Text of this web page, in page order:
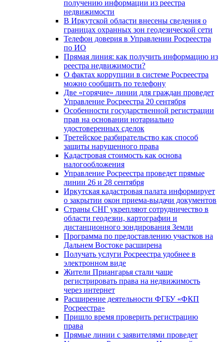
получению информации из реестра
недвижимости
В Иркутской области внесены сведения о
границах охранных зон геодезической сети
Телефон доверия в Управлении Росреестра
по ИО
Прямая линия: как получить информацию из
реестра недвижимости?
О фактах коррупции в системе Росреестра
можно сообщить по телефону
Две «горячие» линии для граждан проведет
Управление Росреестра 20 сентября
Особенности государственной регистрации
прав на основании нотариально
удостоверенных сделок
Третейское разбирательство как способ
защиты нарушенного права
Кадастровая стоимость как основа
налогообложения
Управление Росреестра проведет прямые
линии 26 и 28 сентября
Иркутская кадастровая палата информирует
о закрытии окон приема-выдачи документов
Страны СНГ укрепляют сотрудничество в
области геодезии, картографии и
дистанционного зондирования Земли
Программа по предоставлению участков на
Дальнем Востоке расширена
Получать услуги Росреестра удобнее в
электронном виде
Жители Приангарья стали чаще
регистрировать права на недвижимость
через интернет
Расширение деятельности ФГБУ «ФКП
Росреестра»
Пришло время проверить регистрацию
права
Прямые линии с заявителями проведет